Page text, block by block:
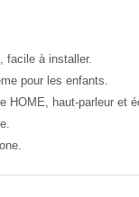
facile à installer.
pour les enfants.
HOME, haut-parleur et